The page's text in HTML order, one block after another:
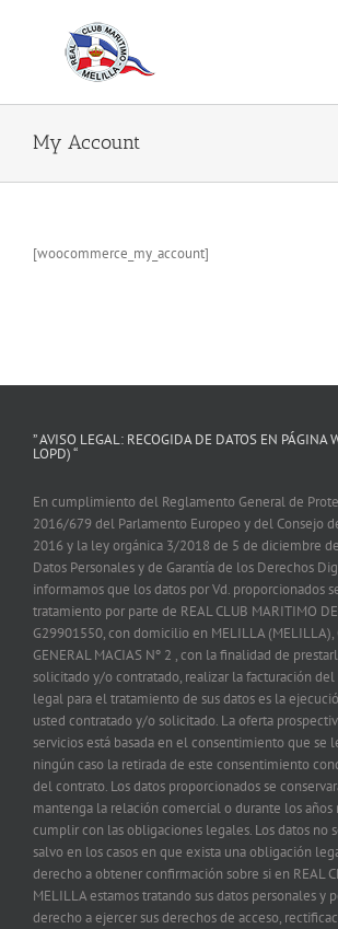
My Account
[woocommerce_my_account]
” AVISO LEGAL: RECOGIDA DE DATOS EN PÁGINA
LOPD) “
En cumplimiento del Reglamento General de
2016/679 del Parlamento Europeo y del Consejo
2016 y la ley orgánica 3/2018 de 5 de diciembre
Datos Personales y de Garantía de los Derechos
informamos que los datos por Vd. proporcionados
tratamiento por parte de REAL CLUB MARITIMO
G29901550, con domicilio en MELILLA (MELILLA),
GENERAL MACIAS Nº 2 , con la finalidad de
solicitado y/o contratado, realizar la facturación del
legal para el tratamiento de sus datos es la
usted contratado y/o solicitado. La oferta
servicios está basada en el consentimiento que se
ningún caso la retirada de este consentimiento
del contrato. Los datos proporcionados se
mantenga la relación comercial o durante los años
cumplir con las obligaciones legales. Los datos no
salvo en los casos en que exista una obligación
derecho a obtener confirmación sobre si en REAL
MELILLA estamos tratando sus datos personales y
derecho a ejercer sus derechos de acceso,